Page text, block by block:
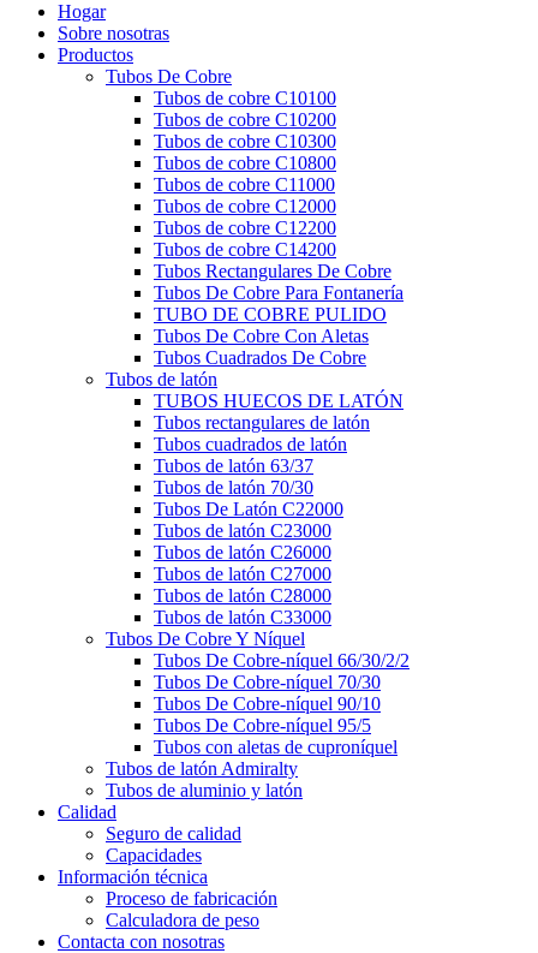
Hogar
Sobre nosotras
Productos
Tubos De Cobre
Tubos de cobre C10100
Tubos de cobre C10200
Tubos de cobre C10300
Tubos de cobre C10800
Tubos de cobre C11000
Tubos de cobre C12000
Tubos de cobre C12200
Tubos de cobre C14200
Tubos Rectangulares De Cobre
Tubos De Cobre Para Fontanería
TUBO DE COBRE PULIDO
Tubos De Cobre Con Aletas
Tubos Cuadrados De Cobre
Tubos de latón
TUBOS HUECOS DE LATÓN
Tubos rectangulares de latón
Tubos cuadrados de latón
Tubos de latón 63/37
Tubos de latón 70/30
Tubos De Latón C22000
Tubos de latón C23000
Tubos de latón C26000
Tubos de latón C27000
Tubos de latón C28000
Tubos de latón C33000
Tubos De Cobre Y Níquel
Tubos De Cobre-níquel 66/30/2/2
Tubos De Cobre-níquel 70/30
Tubos De Cobre-níquel 90/10
Tubos De Cobre-níquel 95/5
Tubos con aletas de cuproníquel
Tubos de latón Admiralty
Tubos de aluminio y latón
Calidad
Seguro de calidad
Capacidades
Información técnica
Proceso de fabricación
Calculadora de peso
Contacta con nosotras